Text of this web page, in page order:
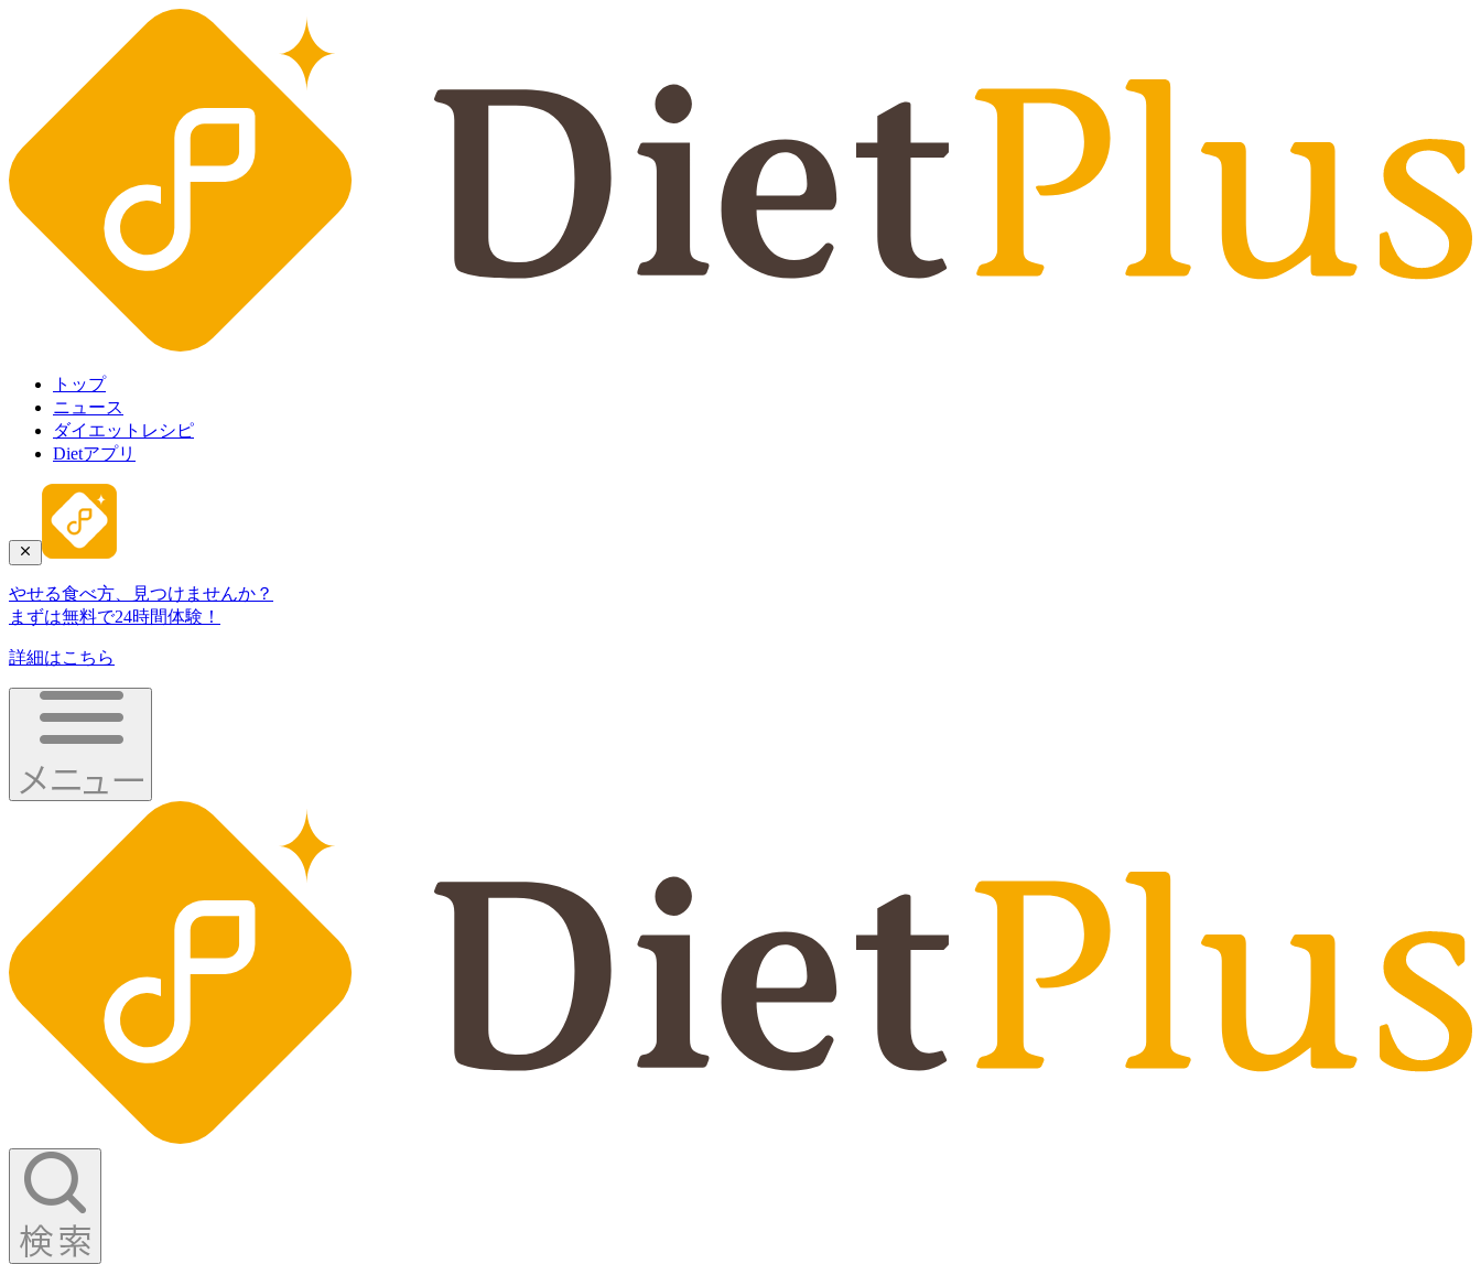
トップ
ニュース
ダイエットレシピ
Dietアプリ
やせる食べ方、見つけませんか？
まずは無料で24時間体験！
詳細はこちら